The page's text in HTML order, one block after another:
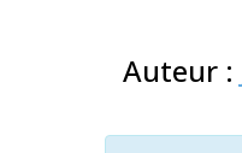
Auteur :